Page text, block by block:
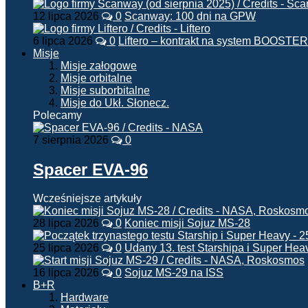
12 lipca 2026 0 Scanway: 100 dni na GPW
6 lipca 2026 0 Liftero – kontrakt na system BOOSTER
Misje
Misje załogowe
Misje orbitalne
Misje suborbitalne
Misje do Ukł. Słonecz.
Polecamy
7 sierpnia 2026 0
Spacer EVA-96
Wcześniejsze artykuły
28 lipca 2026 0 Koniec misji Sojuz MS-28
25 lipca 2026 0 Udany 13. test Starshipa i Super
16 lipca 2026 0 Sojuz MS-29 na ISS
B+R
Hardware